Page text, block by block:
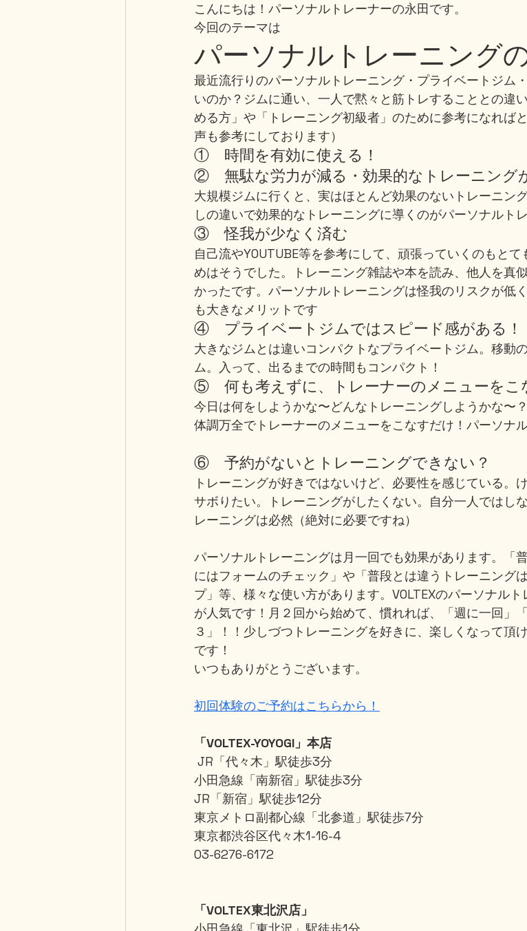
こんにちは！パーソナルトレーナーの永田です。
今回のテーマは
パーソナルトレーニング
最近流行りのパーソナルトレーニング・プライベートジム
いのか？ジムに通い、一人で黙々と筋トレすることとの違
める方」や「トレーニング初級者」のために参考になれば
声も参考にしております）
①　時間を有効に使える！
②　無駄な労力が減る・効果的なトレーニング
大規模ジムに行くと、実はほとんど効果のないトレーニン
しの違いで効果的なトレーニングに導くのがパーソナルト
③　怪我が少なく済む
自己流やYOUTUBE等を参考にして、頑張っていくのもと
めはそうでした。トレーニング雑誌や本を読み、他人を真
かったです。パーソナルトレーニングは怪我のリスクが低
も大きなメリットです
④　プライベートジムではスピード感がある！
大きなジムとは違いコンパクトなプライベートジム。移動
ム。入って、出るまでの時間もコンパクト！
⑤　何も考えずに、トレーナーのメニューをこ
今日は何をしようかな〜どんなトレーニングしようかな〜
体調万全でトレーナーのメニューをこなすだけ！パーソナ
⑥　予約がないとトレーニングできない？
トレーニングが好きではないけど、必要性を感じている。
サボりたい。トレーニングがしたくない。自分一人ではし
レーニングは必然（絶対に必要ですね）
パーソナルトレーニングは月一回でも効果があります。「
にはフォームのチェック」や「普段とは違うトレーニング
プ」等、様々な使い方があります。VOLTEXのパーソナル
が人気です！月２回から始めて、慣れれば、「週に一回」
３」！！少しづつトレーニングを好きに、楽しくなって頂
です！
いつもありがとうございます。
初回体験のご予約はこちらから！
「VOLTEX-YOYOGI」本店
JR「代々木」駅徒歩3分
小田急線「南新宿」駅徒歩3分
JR「新宿」駅徒歩12分
東京メトロ副都心線「北参道」駅徒歩7分
東京都渋谷区代々木1-16-4
03-6276-6172
「VOLTEX東北沢店」